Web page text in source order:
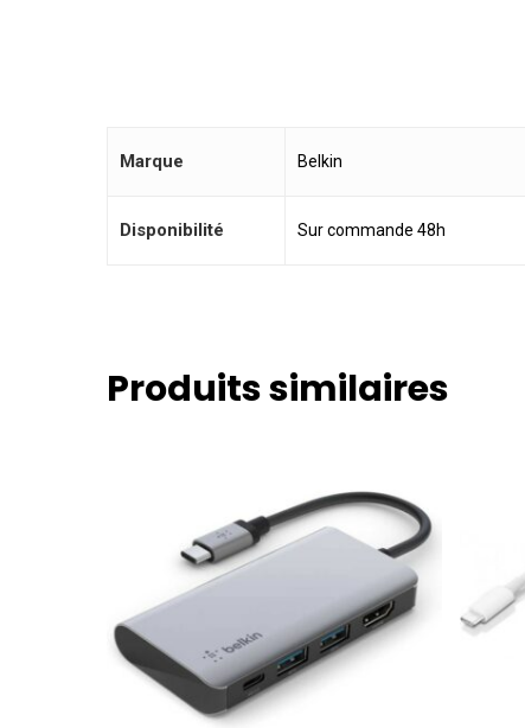
Marque Belkin
Disponibilité Sur commande 48h
Produits similaires